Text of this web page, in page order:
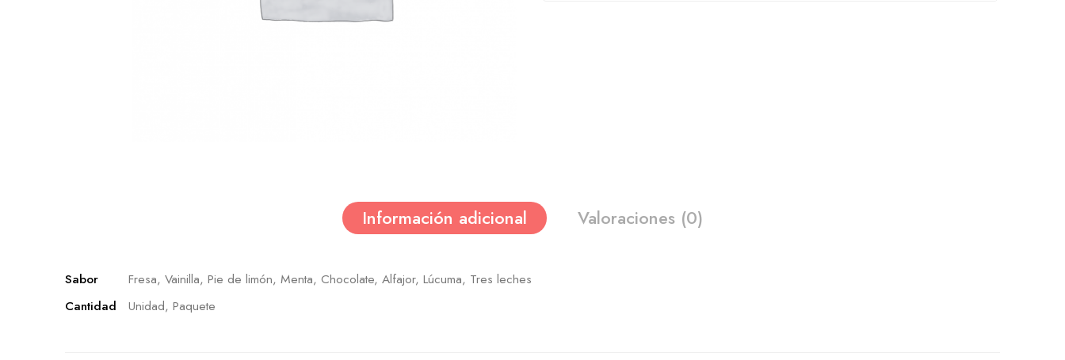
Información adicional Valoraciones (0)
Sabor
Fresa, Vainilla, Pie de limón, Menta, Chocolate, Alfajor, Lúcuma, Tres leches
Cantidad
Unidad, Paquete